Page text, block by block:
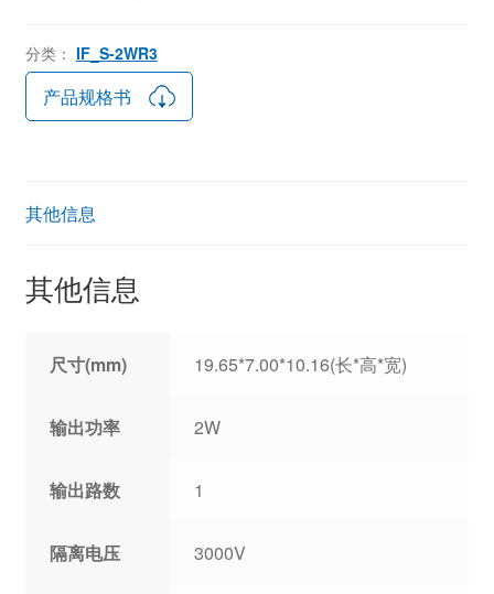
分类： IF_S-2WR3
产品规格书
其他信息
其他信息
尺寸(mm) 19.65*7.00*10.16(长*高*宽)
输出功率 2W
输出路数 1
隔离电压 3000V